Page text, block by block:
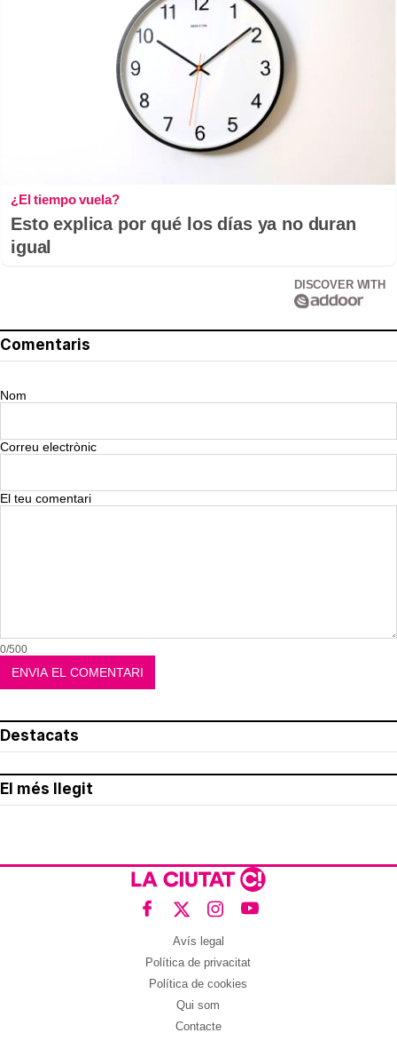
¿El tiempo vuela?
Esto explica por qué los días ya no duran
igual
DISCOVER WITH
Comentaris
Nom
Correu electrònic
El teu comentari
0/500
Destacats
El més llegit
Avís legal
Política de privacitat
Política de cookies
Qui som
Contacte